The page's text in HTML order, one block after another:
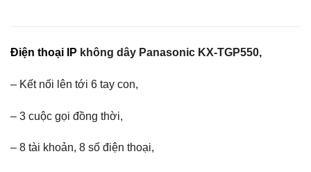
Điện thoại IP không dây Panasonic KX-TGP550,
– Kết nối lên tới 6 tay con,
– 3 cuộc gọi đồng thời,
– 8 tài khoản, 8 số điện thoại,